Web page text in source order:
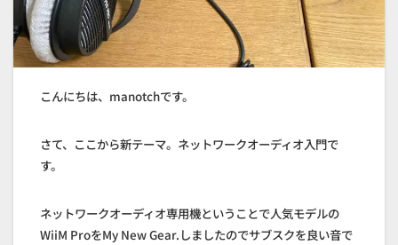
こんにちは、manotchです。
さて、ここから新テーマ。ネットワークオーディオ入門で
す。
ネットワークオーディオ専用機ということで人気モデルの
WiiM ProをMy New Gear.しましたのでサブスクを良い音で